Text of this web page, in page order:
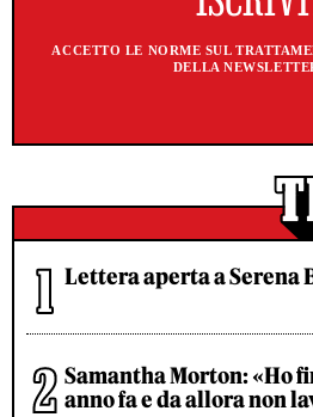
ACCETTO LE NORME SUL
DELLA
Lettera aperta a Serena
Samantha Morton: «Ho
anno fa e da allora non